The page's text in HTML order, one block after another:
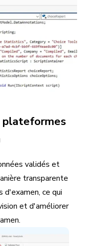
validés et
transparente
ce qui
et d'améliorer